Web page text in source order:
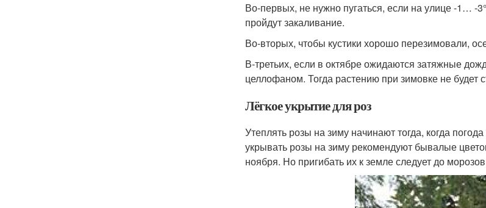
Во-первых, не нужно пугаться, если на улице -1… -
пройдут закаливание.
Во-вторых, чтобы кустики хорошо перезимовали,
В-третьих, если в октябре ожидаются затяжные
целлофаном. Тогда растению при зимовке не будет
Лёгкое укрытие для роз
Утеплять розы на зиму начинают тогда, когда
укрывать розы на зиму рекомендуют бывалые
ноября. Но пригибать их к земле следует до